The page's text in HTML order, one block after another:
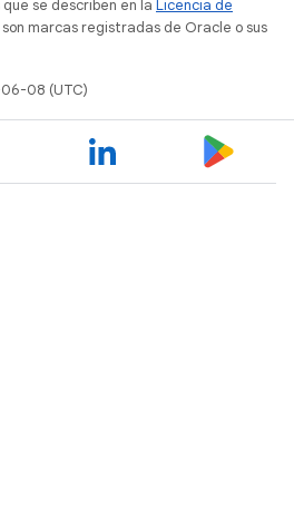
se describen en la Licencia de
son marcas registradas de Oracle o sus
08 (UTC)